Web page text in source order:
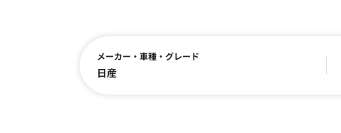
メーカー・車種・グレード
日産